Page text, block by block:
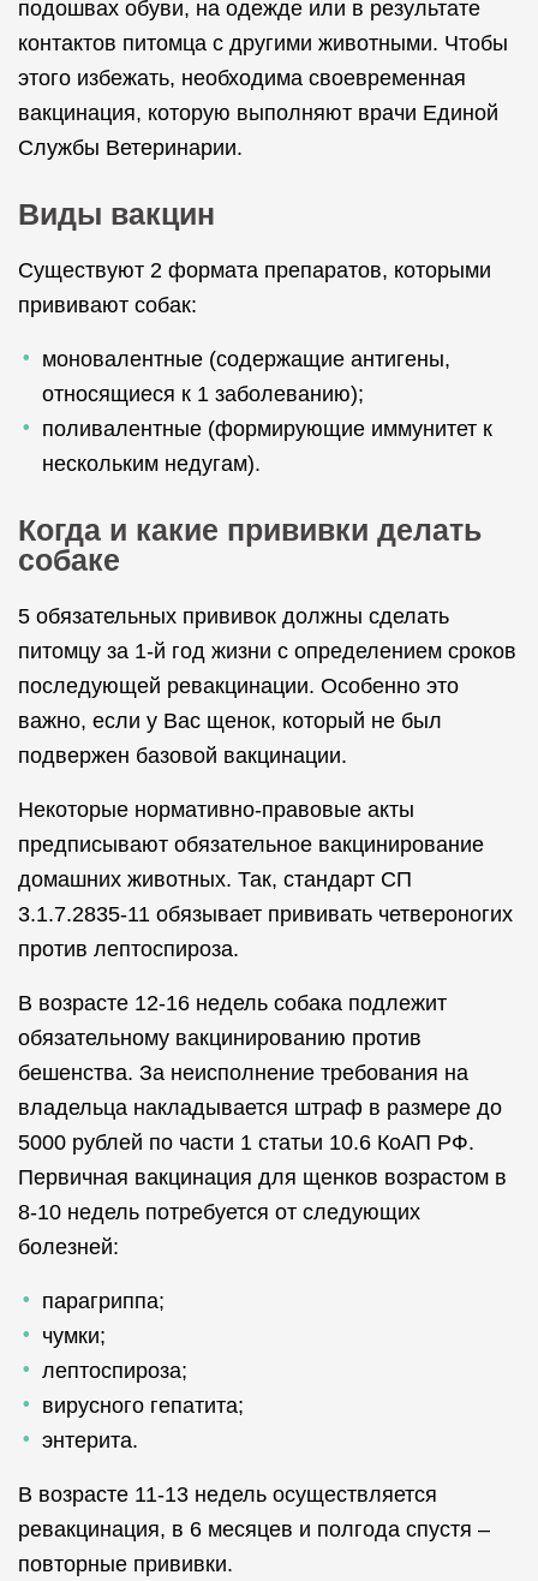
подошвах обуви, на одежде или в результате
контактов питомца с другими животными. Чтобы
этого избежать, необходима своевременная
вакцинация, которую выполняют врачи Единой
Службы Ветеринарии.
Виды вакцин
Существуют 2 формата препаратов, которыми
прививают собак:
моновалентные (содержащие антигены,
относящиеся к 1 заболеванию);
поливалентные (формирующие иммунитет к
нескольким недугам).
Когда и какие прививки делать
собаке
5 обязательных прививок должны сделать
питомцу за 1-й год жизни с определением сроков
последующей ревакцинации. Особенно это
важно, если у Вас щенок, который не был
подвержен базовой вакцинации.
Некоторые нормативно-правовые акты
предписывают обязательное вакцинирование
домашних животных. Так, стандарт СП
3.1.7.2835-11 обязывает прививать четвероногих
против лептоспироза.
В возрасте 12-16 недель собака подлежит
обязательному вакцинированию против
бешенства. За неисполнение требования на
владельца накладывается штраф в размере до
5000 рублей по части 1 статьи 10.6 КоАП РФ.
Первичная вакцинация для щенков возрастом в
8-10 недель потребуется от следующих
болезней:
парагриппа;
чумки;
лептоспироза;
вирусного гепатита;
энтерита.
В возрасте 11-13 недель осуществляется
ревакцинация, в 6 месяцев и полгода спустя –
повторные прививки.